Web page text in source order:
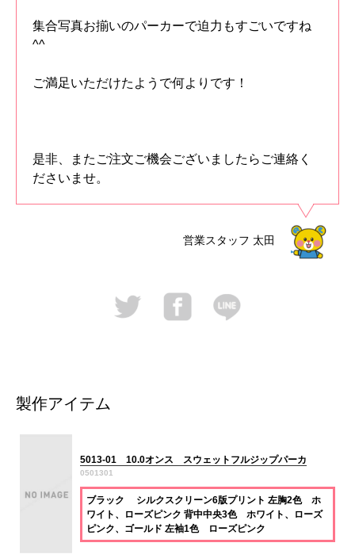
集合写真お揃いのパーカーで迫力もすごいですね
^^
ご満足いただけたようで何よりです！
是非、またご注文ご機会ございましたらご連絡く
ださいませ。
営業スタッフ 太田
製作アイテム
5013-01 10.0オンス スウェットフルジップパーカ
0501301
ブラック シルクスクリーン6版プリント 左胸2色 ホ
ワイト、ローズピンク 背中中央3色 ホワイト、ローズ
ピンク、ゴールド 左袖1色 ローズピンク